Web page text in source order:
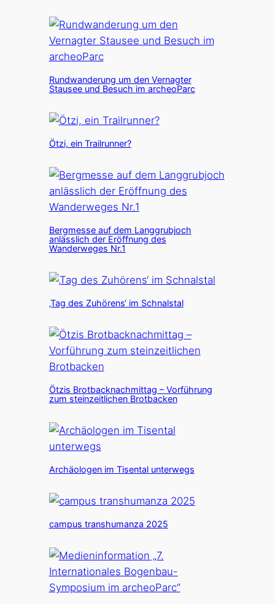
Rundwanderung um den Vernagter
Stausee und Besuch im archeoParc
Ötzi, ein Trailrunner?
Bergmesse auf dem Langgrubjoch
anlässlich der Eröffnung des
Wanderweges Nr.1
‚Tag des Zuhörens‘ im Schnalstal
Ötzis Brotbacknachmittag – Vorführung
zum steinzeitlichen Brotbacken
Archäologen im Tisental unterwegs
campus transhumanza 2025